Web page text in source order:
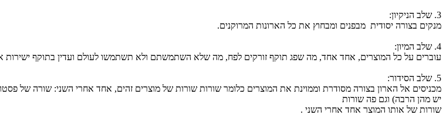
3. שלב הניקיון:
מנקים בצורה יסודית מבפנים ומבחוץ את כל הארונות המרוקנים.
4. שלב המיון:
עוברים על כל המוצרים, אחד אחד, מה שפג תוקף זורקים לפח, מה שלא השתמשתם ולא תשתמשו לעולם ועדין בתוקף ישירות
5. שלב הסידור:
מכניסים אל הארון בצורה מסודרת וממוינת את המוצרים כלומר שורות שורות של מוצרים זהים, אחד אחרי השני: שורה של
יש מהן הרבה) וגם פה שורות
שורות של אותו המוצר אחד אחרי השני .